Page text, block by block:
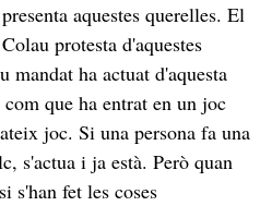
aquestes querelles. El
protesta d'aquestes
mandat ha actuat d'aquesta
que ha entrat en un joc
joc. Si una persona fa una
s'actua i ja està. Però quan
s'han fet les coses